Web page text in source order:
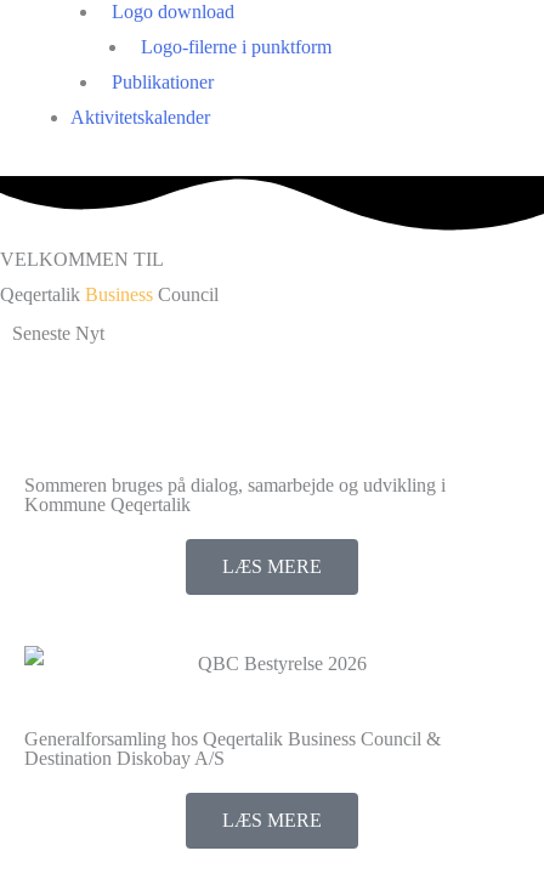
Logo download
Logo-filerne i punktform
Publikationer
Aktivitetskalender
VELKOMMEN TIL
Qeqertalik Business Council
Seneste Nyt
Sommeren bruges på dialog, samarbejde og udvikling i
Kommune Qeqertalik
LÆS MERE
Generalforsamling hos Qeqertalik Business Council &
Destination Diskobay A/S
LÆS MERE